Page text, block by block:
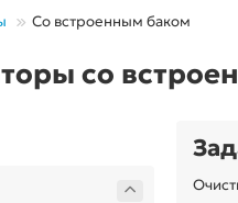
Cо встроенным баком
со